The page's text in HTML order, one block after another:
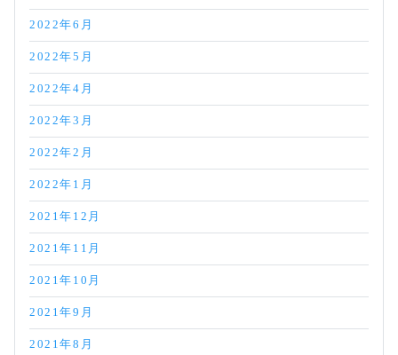
2022年6月
2022年5月
2022年4月
2022年3月
2022年2月
2022年1月
2021年12月
2021年11月
2021年10月
2021年9月
2021年8月